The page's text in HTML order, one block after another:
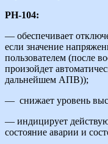
РН-104:
— обеспечивает
если значение
пользователем (после
произойдет
дальнейшем АПВ));
— снижает уровень
— индицирует
состояние аварии и